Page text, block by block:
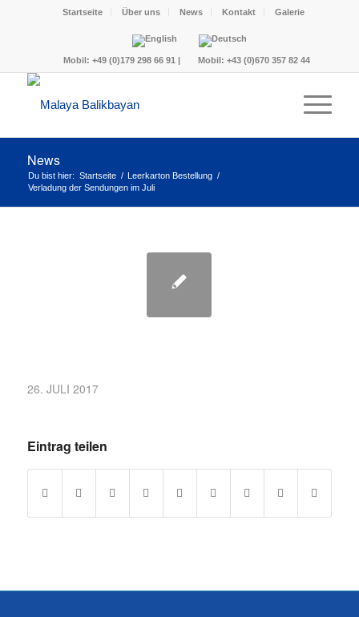
Startseite Über uns News Kontakt Galerie
Mobil:+49 (0)179 298 66 91 | Mobil:+43 (0)670 357 82 44
News
Du bist hier: Startseite / Leerkarton Bestellung /
Verladung der Sendungen im Juli
26. JULI 2017
Eintrag teilen